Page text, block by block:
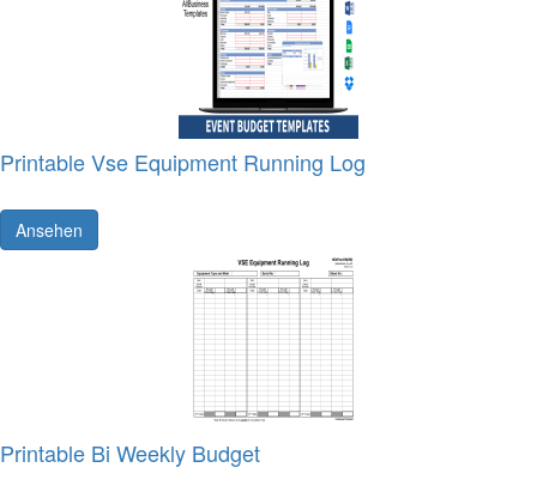
Printable Vse Equipment Running Log
Ansehen
Printable Bi Weekly Budget